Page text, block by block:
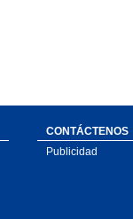
CONTÁCTENOS
Publicidad